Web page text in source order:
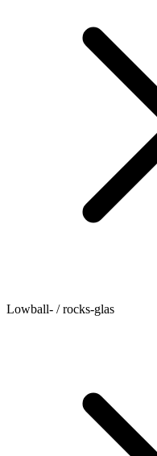
Lowball- / rocks-glas